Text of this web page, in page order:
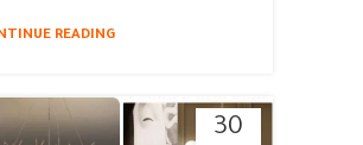
READING
30